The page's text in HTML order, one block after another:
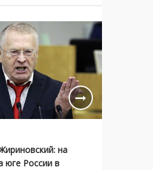
на
юге России в